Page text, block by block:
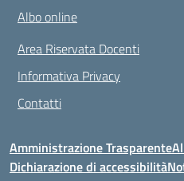
Albo online
Area Riservata Docenti
Informativa Privacy
Contatti
Amministrazione Trasparente
Dichiarazione di accessibilità